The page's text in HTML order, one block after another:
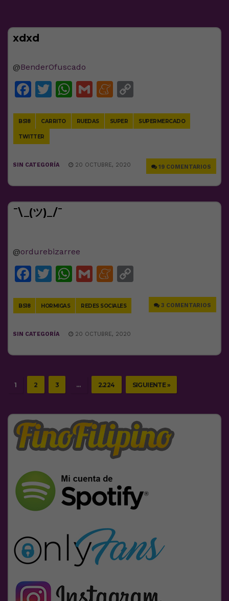
xdxd
@BenderOfuscado
Facebook
Twitter
WhatsApp
GmailMeneame
BS18 CARRITO RUEDAS SUPER SUPERMERCADO
TWITTER
19 COMENTARIOS
SIN CATEGORÍA 20 OCTUBRE, 2020
¯\_(ツ)_/¯
@ordurebizarree
Facebook
Twitter
WhatsApp
GmailMeneame
BS18 HORMIGAS REDES SOCIALES 3 COMENTARIOS
SIN CATEGORÍA 20 OCTUBRE, 2020
1 2 3 … 2.224 SIGUIENTE »